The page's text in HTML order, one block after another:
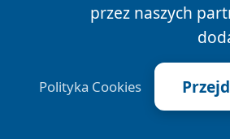
przez naszych
Polityka Cookies